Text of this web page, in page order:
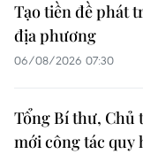
Tạo tiền đề phát
địa phương
06/08/2026 07:30
Tổng Bí thư, Chủ
mới công tác quy